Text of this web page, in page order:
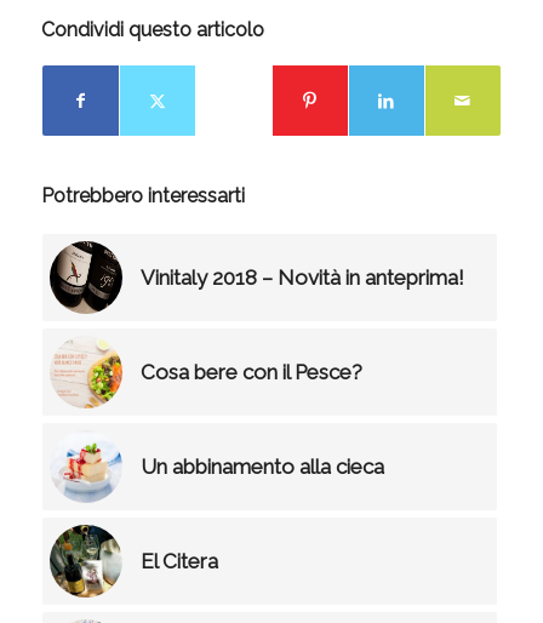
Condividi questo articolo
Potrebbero interessarti
Vinitaly 2018 – Novità in anteprima!
Cosa bere con il Pesce?
Un abbinamento alla cieca
El Citera